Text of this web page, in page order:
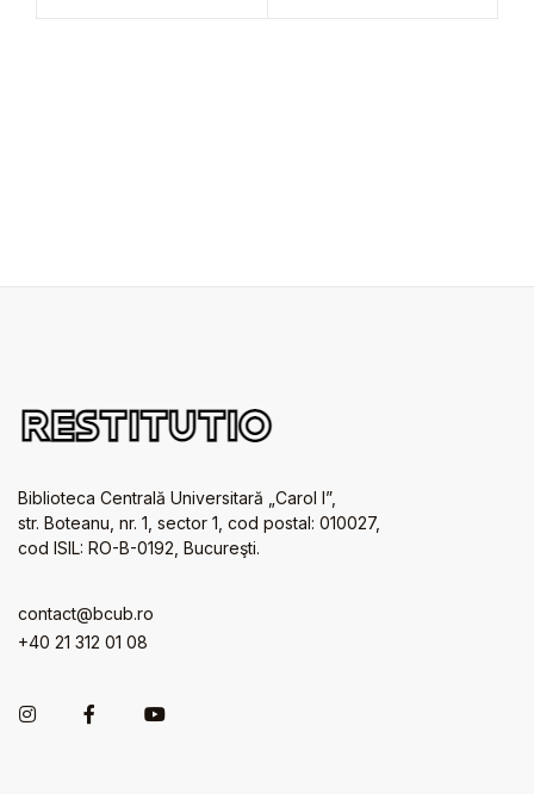
Biblioteca Centrală Universitară „Carol I”,
str. Boteanu, nr. 1, sector 1, cod postal: 010027,
cod ISIL: RO-B-0192, Bucureşti.
contact@bcub.ro
+40 21 312 01 08